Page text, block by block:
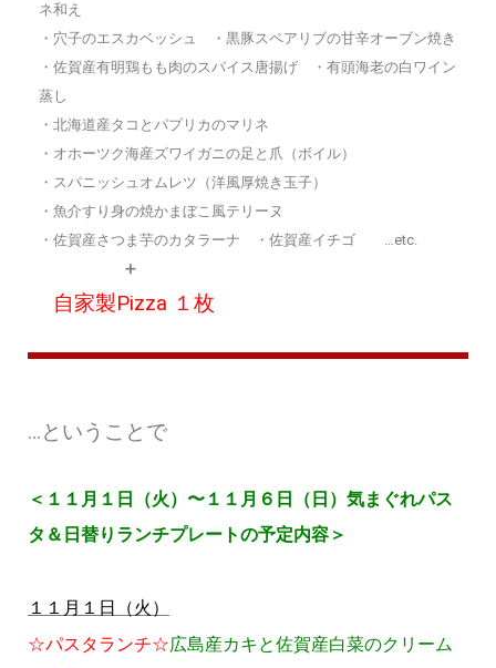
ネ和え
・穴子のエスカベッシュ ・黒豚スペアリブの甘辛オーブン焼き
・佐賀産有明鶏もも肉のスパイス唐揚げ ・有頭海老の白ワイン
蒸し
・北海道産タコとパプリカのマリネ
・オホーツク海産ズワイガニの足と爪（ボイル）
・スパニッシュオムレツ（洋風厚焼き玉子）
・魚介すり身の焼かまぼこ風テリーヌ
・佐賀産さつま芋のカタラーナ ・佐賀産イチゴ …etc.
➕
自家製Pizza １枚
…ということで
＜１１月１日（火）〜１１月６日（日）気まぐれパス
タ＆日替りランチプレートの予定内容＞
１１月１日（火）
☆パスタランチ☆広島産カキと佐賀産白菜のクリーム